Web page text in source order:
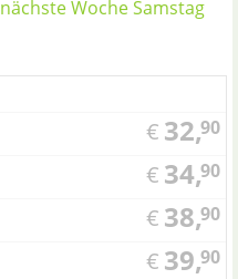
nächste Woche Samstag
€ 32,90
€ 34,90
€ 38,90
€ 39,90